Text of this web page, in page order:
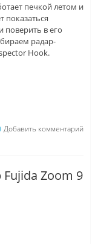
печкой летом и
показаться
в его
радар-
Hook.
Добавить комментарий
Zoom 9